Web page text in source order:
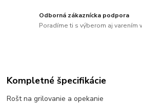
Odborná zákaznícka podpora
Poradíme ti s výberom aj varením
Kompletné špecifikácie
Rošt na grilovanie a opekanie